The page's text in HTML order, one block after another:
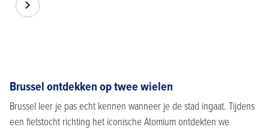
Item
Brussel ontdekken op twee wielen
Brussel leer je pas echt kennen wanneer je de stad ingaat. Tijdens
een fietstocht richting het iconische Atomium ontdekten we